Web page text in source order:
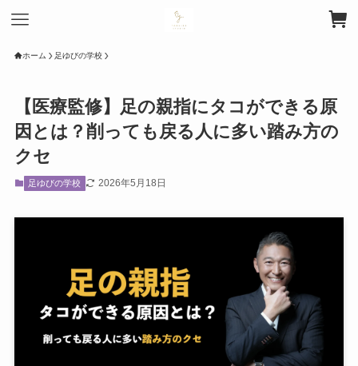
ホーム 足ゆびの学校
【医療監修】足の親指にタコができる原
因とは？削っても戻る人に多い踏み方の
クセ
足ゆびの学校 2026年5月18日